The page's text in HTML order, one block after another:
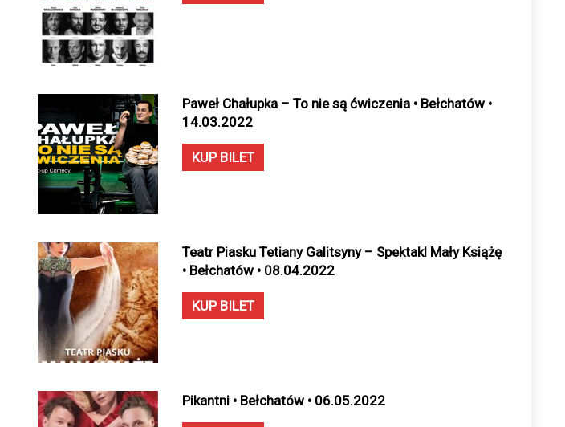
Paweł Chałupka – To nie są ćwiczenia • Bełchatów •
14.03.2022
KUP BILET
Teatr Piasku Tetiany Galitsyny – Spektakl Mały Książę
• Bełchatów • 08.04.2022
KUP BILET
Pikantni • Bełchatów • 06.05.2022